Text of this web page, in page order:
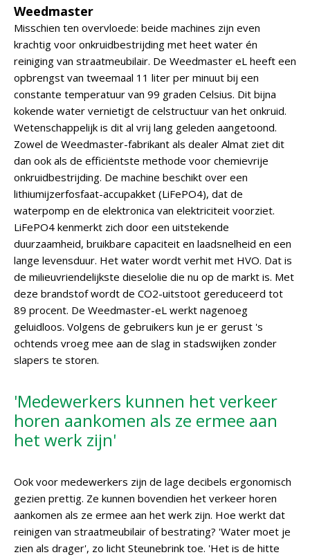
Weedmaster
Misschien ten overvloede: beide machines zijn even
krachtig voor onkruidbestrijding met heet water én
reiniging van straatmeubilair. De Weedmaster eL heeft een
opbrengst van tweemaal 11 liter per minuut bij een
constante temperatuur van 99 graden Celsius. Dit bijna
kokende water vernietigt de celstructuur van het onkruid.
Wetenschappelijk is dit al vrij lang geleden aangetoond.
Zowel de Weedmaster-fabrikant als dealer Almat ziet dit
dan ook als de efficiëntste methode voor chemievrije
onkruidbestrijding. De machine beschikt over een
lithiumijzerfosfaat-accupakket (LiFePO4), dat de
waterpomp en de elektronica van elektriciteit voorziet.
LiFePO4 kenmerkt zich door een uitstekende
duurzaamheid, bruikbare capaciteit en laadsnelheid en een
lange levensduur. Het water wordt verhit met HVO. Dat is
de milieuvriendelijkste dieselolie die nu op de markt is. Met
deze brandstof wordt de CO2-uitstoot gereduceerd tot
89 procent. De Weedmaster-eL werkt nagenoeg
geluidloos. Volgens de gebruikers kun je er gerust 's
ochtends vroeg mee aan de slag in stadswijken zonder
slapers te storen.
'Medewerkers kunnen het verkeer
horen aankomen als ze ermee aan
het werk zijn'
Ook voor medewerkers zijn de lage decibels ergonomisch
gezien prettig. Ze kunnen bovendien het verkeer horen
aankomen als ze ermee aan het werk zijn. Hoe werkt dat
reinigen van straatmeubilair of bestrating? 'Water moet je
zien als drager', zo licht Steunebrink toe. 'Het is de hitte